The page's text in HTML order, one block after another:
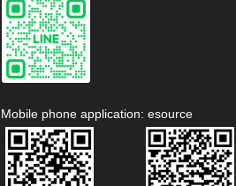
Mobile phone application: esource